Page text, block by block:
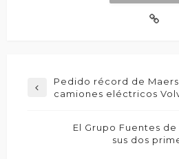
Pedido récord de
camiones eléctricos
El Grupo Fuentes
sus dos